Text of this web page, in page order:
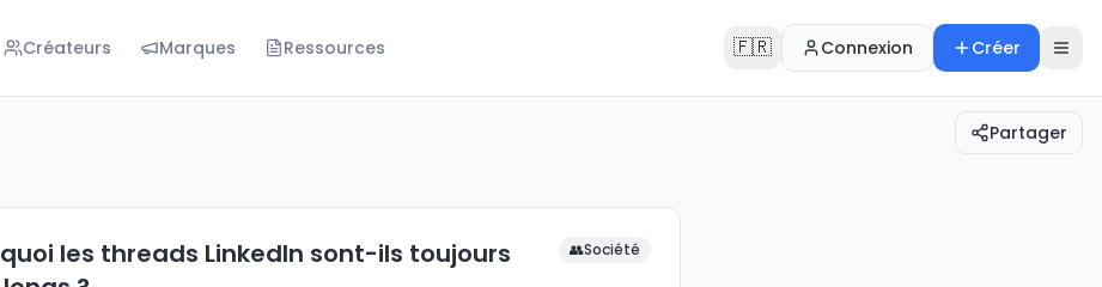
Créateurs Marques Ressources 🇫🇷 Connexion Créer
Partager
threads LinkedIn sont-ils toujours trop longs ?
la vraie raison derrière ces threads interminables sur LinkedIn ?
les threads LinkedIn sont-ils toujours
👥Société